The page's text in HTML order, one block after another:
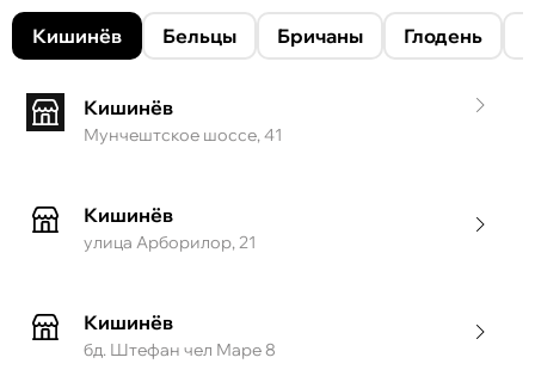
Кишинёв Бельцы Бричаны Глодень
Кишинёв
Мунчештское шоссе, 41
Кишинёв
улица Арборилор, 21
Кишинёв
бд. Штефан чел Маре 8